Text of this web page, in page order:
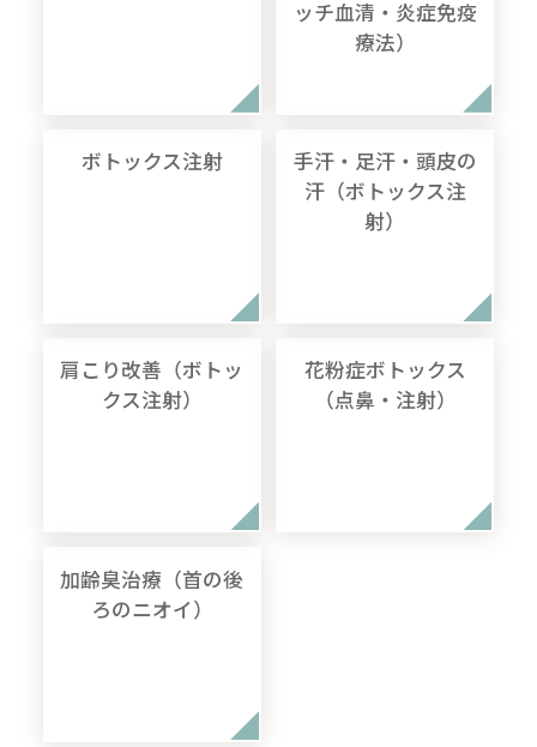
ッチ血清・炎症免疫
療法）
ボトックス注射
手汗・足汗・頭皮の
汗（ボトックス注
射）
肩こり改善（ボトッ
クス注射）
花粉症ボトックス
（点鼻・注射）
加齢臭治療（首の後
ろのニオイ）